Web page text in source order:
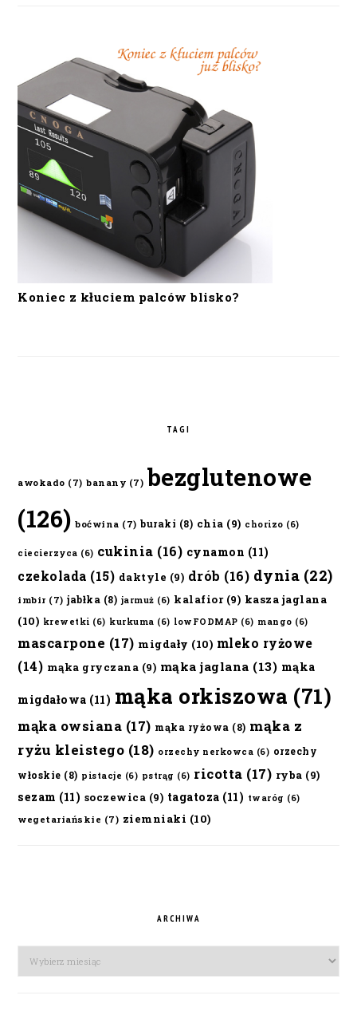
Koniec z kłuciem palców blisko?
TAGI
awokado (7) banany (7) bezglutenowe
(126) boćwina (7) buraki (8) chia (9) chorizo (6)
ciecierzyca (6) cukinia (16) cynamon (11)
czekolada (15) daktyle (9) drób (16) dynia (22)
imbir (7) jabłka (8) jarmuż (6) kalafior(9) kasza jaglana
(10) krewetki (6) kurkuma (6) lowFODMAP (6) mango (6)
mascarpone (17) migdały (10) mleko ryżowe
(14) mąka gryczana (9) mąka jaglana (13) mąka
migdałowa (11) mąka orkiszowa (71)
mąka owsiana (17) mąka ryżowa (8) mąka z
ryżu kleistego (18) orzechy nerkowca (6) orzechy
włoskie (8) pistacje (6) pstrąg (6) ricotta (17) ryba (9)
sezam (11) soczewica (9) tagatoza (11) twaróg (6)
wegetariańskie (7) ziemniaki (10)
ARCHIWA
Archiwa